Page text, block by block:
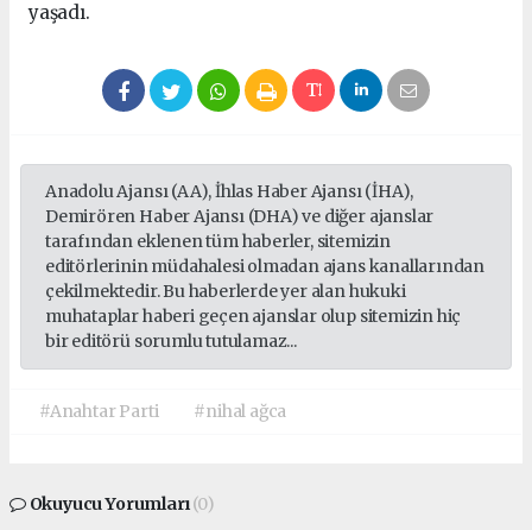
yaşadı.
Anadolu Ajansı (AA), İhlas Haber Ajansı (İHA),
Demirören Haber Ajansı (DHA) ve diğer ajanslar
tarafından eklenen tüm haberler, sitemizin
editörlerinin müdahalesi olmadan ajans kanallarından
çekilmektedir. Bu haberlerde yer alan hukuki
muhataplar haberi geçen ajanslar olup sitemizin hiç
bir editörü sorumlu tutulamaz...
#Anahtar Parti #nihal ağca
Okuyucu Yorumları(0)